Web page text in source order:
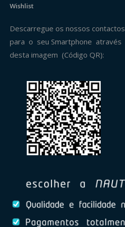
Wishlist
Descarregue os nossos contactos
para o seu Smartphone através
desta imagem (Código QR):